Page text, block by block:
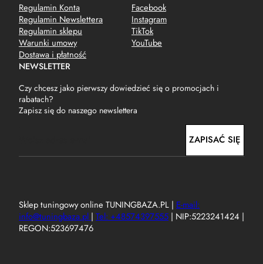
Regulamin Konta
Regulamin Newslettera
Regulamin sklepu
Warunki umowy
Dostawa i płatność
Facebook
Instagram
TikTok
YouTube
NEWSLETTER
Czy chcesz jako pierwszy dowiedzieć się o promocjach i
rabatach?
Zapisz się do naszego newslettera
a
ZAPISAĆ SIĘ
Sklep tuningowy online TUNINGBAZA.PL | E-mail:
info@tuningbaza.pl | Tel: +48574397555 | NIP:5223241424 |
REGON:523697476